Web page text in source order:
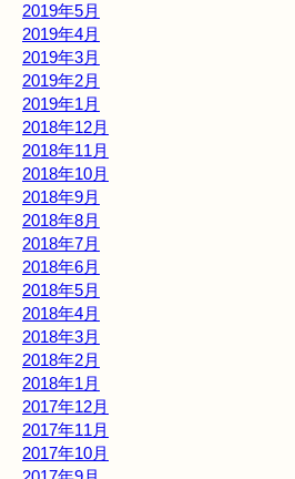
2019年5月
2019年4月
2019年3月
2019年2月
2019年1月
2018年12月
2018年11月
2018年10月
2018年9月
2018年8月
2018年7月
2018年6月
2018年5月
2018年4月
2018年3月
2018年2月
2018年1月
2017年12月
2017年11月
2017年10月